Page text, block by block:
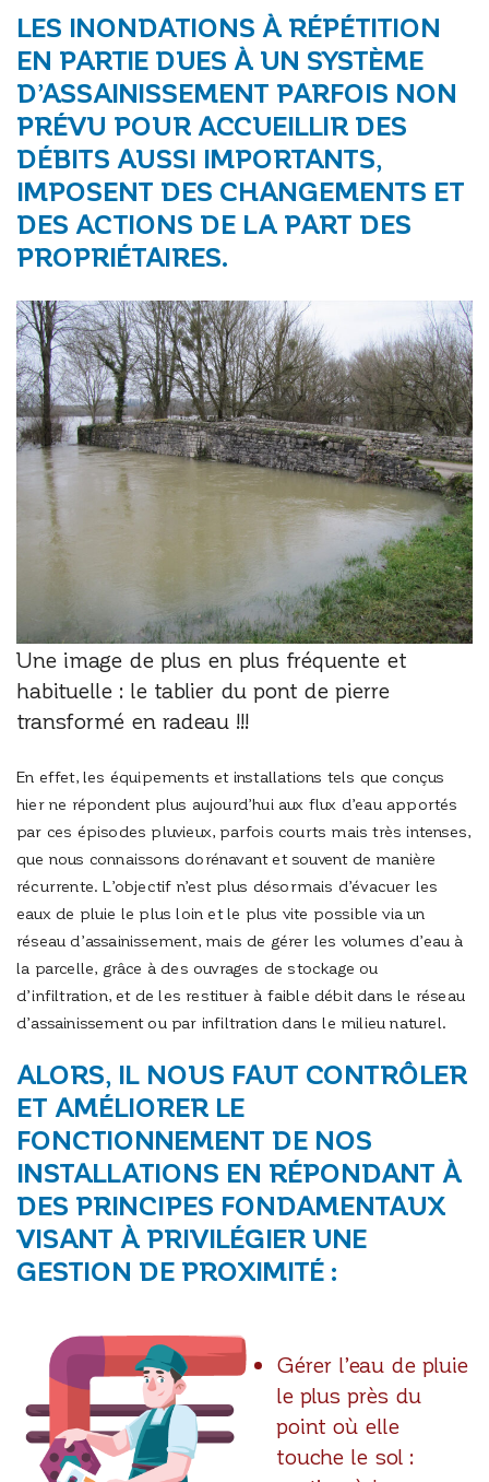
LES INONDATIONS À RÉPÉTITION
EN PARTIE DUES À UN SYSTÈME
D’ASSAINISSEMENT PARFOIS NON
PRÉVU POUR ACCUEILLIR DES
DÉBITS AUSSI IMPORTANTS,
IMPOSENT DES CHANGEMENTS ET
DES ACTIONS DE LA PART DES
PROPRIÉTAIRES.
Une image de plus en plus fréquente et
habituelle : le tablier du pont de pierre
transformé en radeau !!!
En effet, les équipements et installations tels que conçus
hier ne répondent plus aujourd’hui aux flux d’eau apportés
par ces épisodes pluvieux, parfois courts mais très intenses,
que nous connaissons dorénavant et souvent de manière
récurrente. L’objectif n’est plus désormais d’évacuer les
eaux de pluie le plus loin et le plus vite possible via un
réseau d’assainissement, mais de gérer les volumes d’eau à
la parcelle, grâce à des ouvrages de stockage ou
d’infiltration, et de les restituer à faible débit dans le réseau
d’assainissement ou par infiltration dans le milieu naturel.
ALORS, IL NOUS FAUT CONTRÔLER
ET AMÉLIORER LE
FONCTIONNEMENT DE NOS
INSTALLATIONS EN RÉPONDANT À
DES PRINCIPES FONDAMENTAUX
VISANT À PRIVILÉGIER UNE
GESTION DE PROXIMITÉ :
Gérer l’eau de pluie
le plus près du
point où elle
touche le sol :